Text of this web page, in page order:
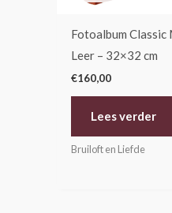
Fotoalbum Classic
Leer – 32×32 cm
€160,00
Lees verder
Bruiloft en Liefde